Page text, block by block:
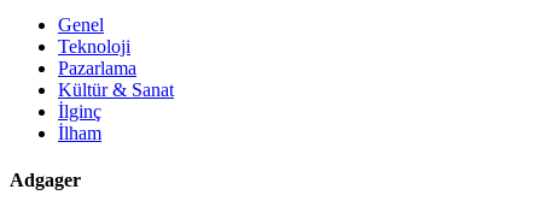
Genel
Teknoloji
Pazarlama
Kültür & Sanat
İlginç
İlham
Adgager